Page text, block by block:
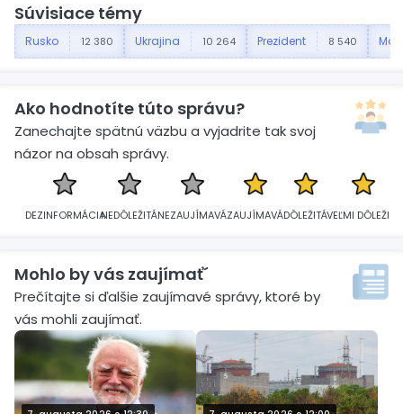
Súvisiace témy
Rusko 12 380 Ukrajina 10 264 Prezident 8 540
Ako hodnotíte túto správu?
Zanechajte spätnú väzbu a vyjadrite tak svoj
názor na obsah správy.
DEZINFORMÁCIANEDÔLEŽITÁNEZAUJÍMAVÁZAUJÍMAVÁDÔLEŽITÁVEĽMI DÔLEŽITÁ
Mohlo by vás zaujímať´
Prečítajte si ďalšie zaujímavé správy, ktoré by
vás mohli zaujímať.